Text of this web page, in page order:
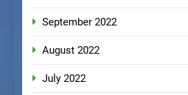
September 2022
August 2022
July 2022